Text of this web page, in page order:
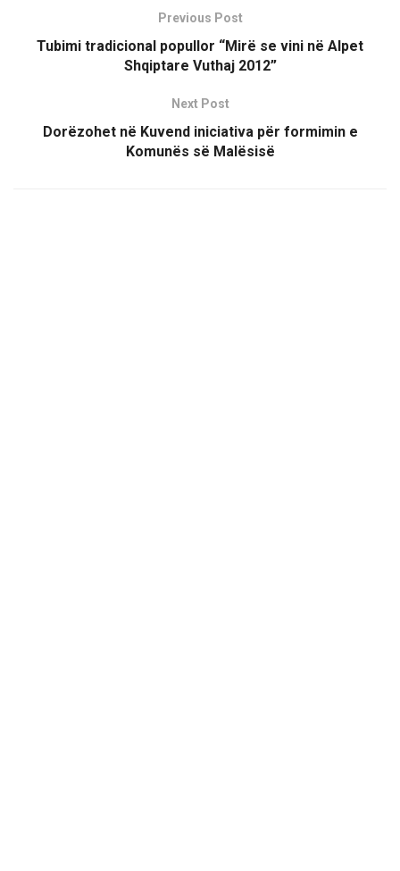
Previous Post
Tubimi tradicional popullor “Mirë se vini në Alpet
Shqiptare Vuthaj 2012”
Next Post
Dorëzohet në Kuvend iniciativa për formimin e
Komunës së Malësisë